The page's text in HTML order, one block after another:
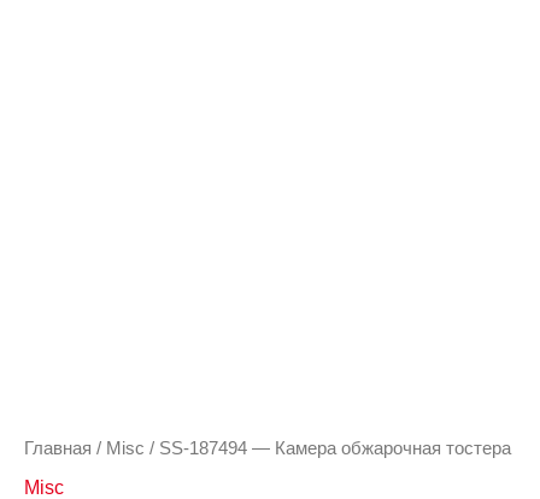
Главная / Misc / SS-187494 — Камера обжарочная тостера
Misc